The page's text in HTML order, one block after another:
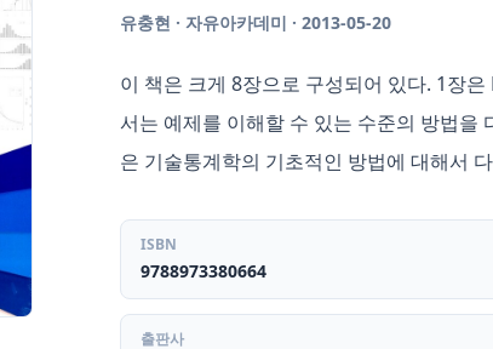
유충현 · 자유아카데미 · 2013-05-20
이 책은 크게 8장으로 구성되어 있다. 1장
서는 예제를 이해할 수 있는 수준의 방법을
은 기술통계학의 기초적인 방법에 대해서
ISBN
9788973380664
출판사